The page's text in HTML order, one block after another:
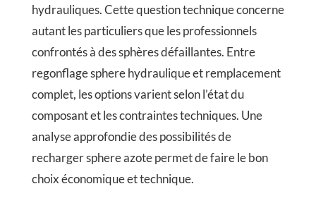
hydrauliques. Cette question technique concerne
autant les particuliers que les professionnels
confrontés à des sphères défaillantes. Entre
regonflage sphere hydraulique et remplacement
complet, les options varient selon l’état du
composant et les contraintes techniques. Une
analyse approfondie des possibilités de
recharger sphere azote permet de faire le bon
choix économique et technique.